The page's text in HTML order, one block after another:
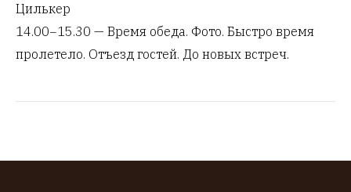
Цилькер
14.00−15.30 — Время обеда. Фото. Быстро время
пролетело. Отъезд гостей. До новых встреч.